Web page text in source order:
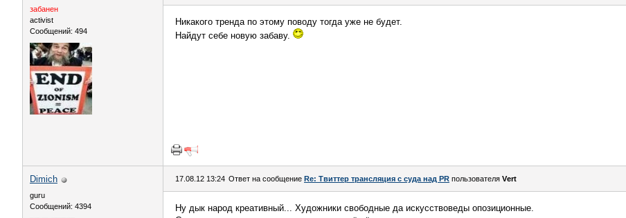
забанен
activist
Сообщений: 494
Никакого тренда по этому поводу тогда уже не будет.
Найдут себе новую забаву.
Dimich
guru
Сообщений: 4394
17.08.12 13:24 Ответ на сообщение Re: Твиттер трансляция с суда над PR пользователя Vеrt
Ну дык народ креативный... Художники свободные да искусствоведы опозиционные.